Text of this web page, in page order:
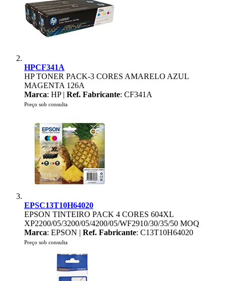
HPCF341A
HP TONER PACK-3 CORES AMARELO AZUL
MAGENTA 126A
Marca: HP | Ref. Fabricante: CF341A
Preço sob consulta
EPSC13T10H64020
EPSON TINTEIRO PACK 4 CORES 604XL
XP2200/05/3200/05/4200/05/WF2910/30/35/50 MOQ
Marca: EPSON | Ref. Fabricante: C13T10H64020
Preço sob consulta